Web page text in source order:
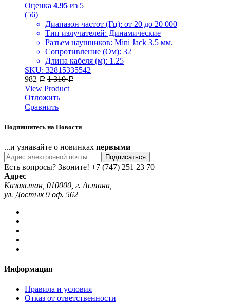
Оценка 4.95 из 5
(56)
Диапазон частот (Гц): от 20 до 20 000
Тип излучателей: Динамические
Разъем наушников: Mini Jack 3.5 мм.
Сопротивление (Ом): 32
Длина кабеля (м): 1.25
SKU: 32815335542
982 Р 1 310Р
View Product
Отложить
Сравнить
Подпишитесь на Новости
...и узнавайте о новинках первыми
Подписаться
Есть вопросы? Звоните! +7 (747) 251 23 70
Адрес
Казахстан, 010000, г. Астана,
ул. Достык 9 оф. 562
Информация
Правила и условия
Отказ от ответственности